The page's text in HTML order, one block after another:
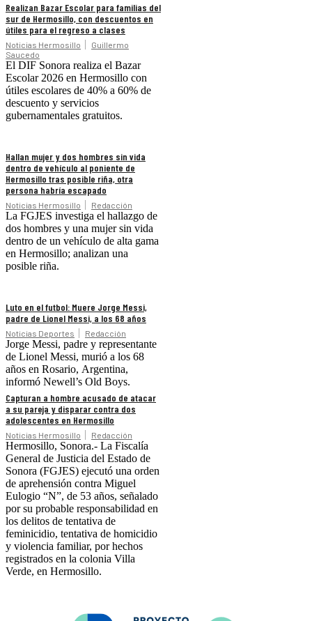
Realizan Bazar Escolar para familias del
sur de Hermosillo, con descuentos en
útiles para el regreso a clases
Noticias Hermosillo
Guillermo
Saucedo
El DIF Sonora realiza el Bazar
Escolar 2026 en Hermosillo con
útiles escolares de 40% a 60% de
descuento y servicios
gubernamentales gratuitos.
Hallan mujer y dos hombres sin vida
dentro de vehículo al poniente de
Hermosillo tras posible riña, otra
persona habría escapado
Noticias Hermosillo Redacción
La FGJES investiga el hallazgo de
dos hombres y una mujer sin vida
dentro de un vehículo de alta gama
en Hermosillo; analizan una
posible riña.
Luto en el futbol: Muere Jorge Messi,
padre de Lionel Messi, a los 68 años
Noticias Deportes Redacción
Jorge Messi, padre y representante
de Lionel Messi, murió a los 68
años en Rosario, Argentina,
informó Newell’s Old Boys.
Capturan a hombre acusado de atacar
a su pareja y disparar contra dos
adolescentes en Hermosillo
Noticias Hermosillo Redacción
Hermosillo, Sonora.- La Fiscalía
General de Justicia del Estado de
Sonora (FGJES) ejecutó una orden
de aprehensión contra Miguel
Eulogio “N”, de 53 años, señalado
por su probable responsabilidad en
los delitos de tentativa de
feminicidio, tentativa de homicidio
y violencia familiar, por hechos
registrados en la colonia Villa
Verde, en Hermosillo.